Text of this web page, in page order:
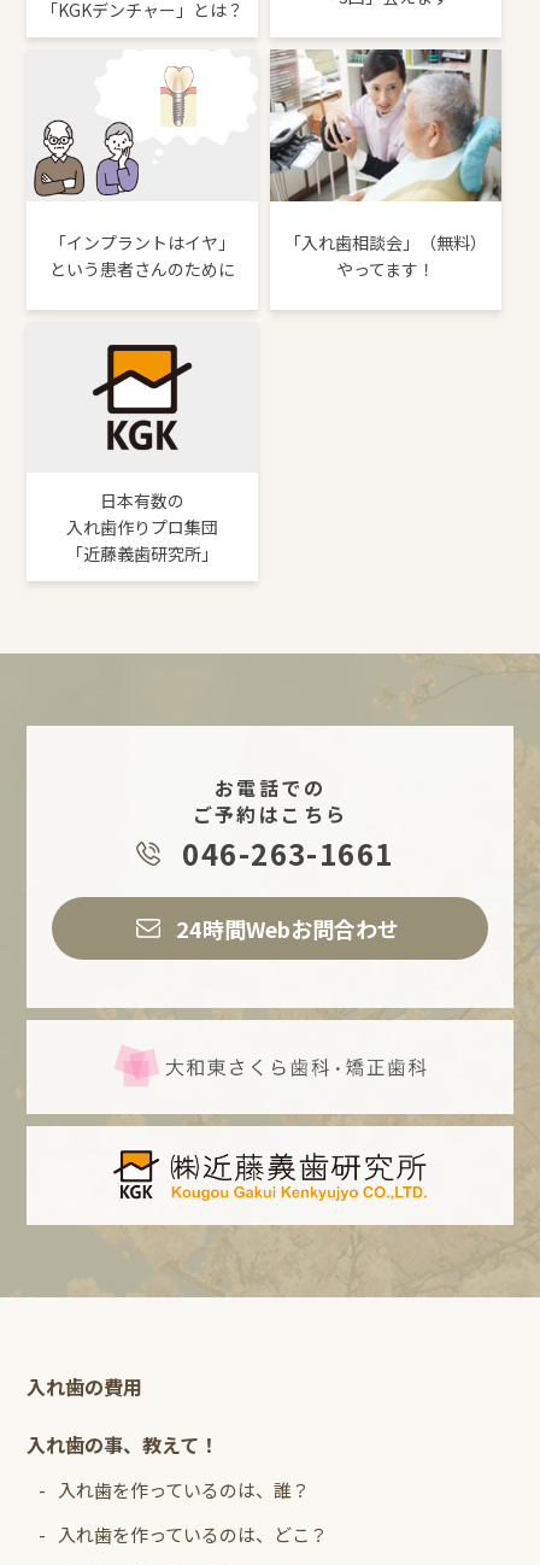
「KGKデンチャー」とは？
「インプラントはイヤ」
という患者さんのために
「入れ歯相談会」（無料）
やってます！
日本有数の
入れ歯作りプロ集団
「近藤義歯研究所」
お電話での
ご予約はこちら
046-263-1661
24時間Webお問合わせ
入れ歯の費用
入れ歯の事、教えて！
入れ歯を作っているのは、誰？
入れ歯を作っているのは、どこ？